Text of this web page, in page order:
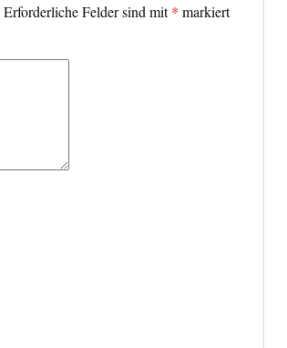
Erforderliche Felder sind mit* markiert